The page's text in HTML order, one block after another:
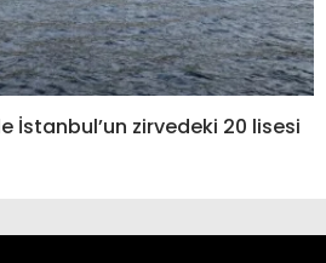
İstanbul’un zirvedeki 20 lisesi